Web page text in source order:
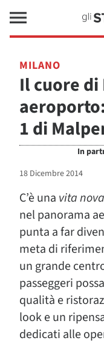
MILANO
Il cuore
1 di
In
18 Dicembre 2014
C’è una vita nova
nel panorama
punta a far
meta di
un grande
passeggeri
qualità e
look e un
dedicati alle